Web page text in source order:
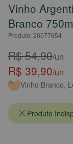
Vinho
Branco
Produto: 20077654
R$ 54,90/un
R$ 39,90/un
Vinho Branco,
Produto